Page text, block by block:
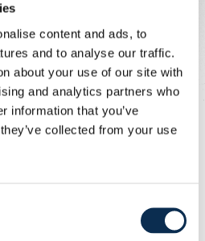
content and ads, to
and to analyse our traffic.
about your use of our site with
and analytics partners who
information that you’ve
collected from your use
couleurs jaune et bleue, 10
Lazare a joué un rôle clé
de l'Union. La saison
d'Afrique avec la Côte
Coupe et la Supercoupe avec
moins de temps de jeu, et il